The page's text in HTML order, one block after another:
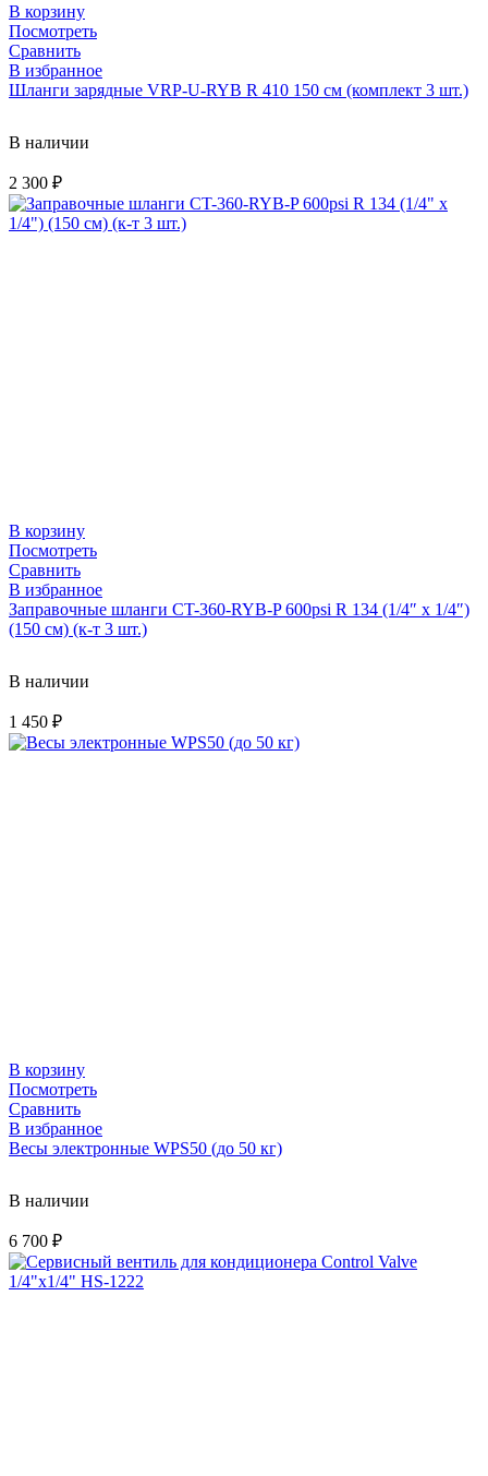
В корзину
Посмотреть
Сравнить
В избранное
Шланги зарядные VRP-U-RYB R 410 150 см (комплект 3 шт.)
В наличии
2 300 ₽
В корзину
Посмотреть
Сравнить
В избранное
Заправочные шланги CT-360-RYB-P 600psi R 134 (1/4″ х 1/4″)
(150 см) (к-т 3 шт.)
В наличии
1 450 ₽
В корзину
Посмотреть
Сравнить
В избранное
Весы электронные WPS50 (до 50 кг)
В наличии
6 700 ₽